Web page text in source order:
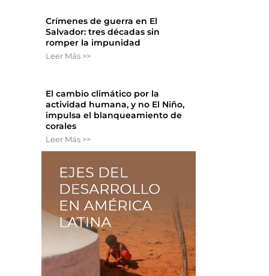
Crímenes de guerra en El
Salvador: tres décadas sin
romper la impunidad
Leer Más >>
El cambio climático por la
actividad humana, y no El Niño,
impulsa el blanqueamiento de
corales
Leer Más >>